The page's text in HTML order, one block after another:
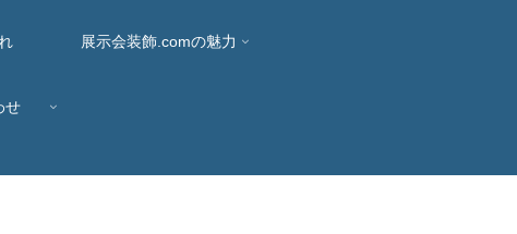
展示会装飾.comの魅力
せ